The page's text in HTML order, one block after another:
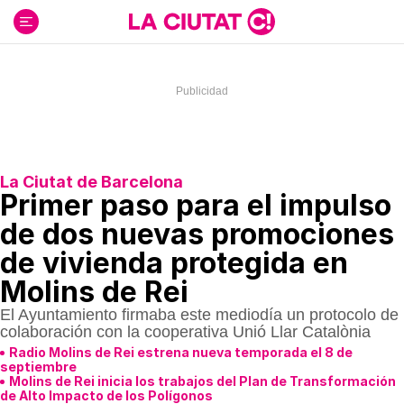
contenido
La Ciutat de Barcelona
Primer paso para el impulso
de dos nuevas promociones
de vivienda protegida en
Molins de Rei
El Ayuntamiento firmaba este mediodía un protocolo de
colaboración con la cooperativa Unió Llar Catalònia
Radio Molins de Rei estrena nueva temporada el 8 de
septiembre
Molins de Rei inicia los trabajos del Plan de Transformación
de Alto Impacto de los Polígonos